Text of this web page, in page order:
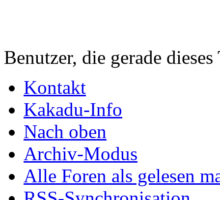
Benutzer, die gerade
Kontakt
Kakadu-Info
Nach oben
Archiv-Modus
Alle Foren als gelesen